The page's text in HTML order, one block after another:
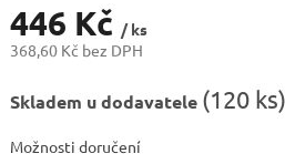
446 Kč / ks
368,60 Kč bez DPH
cena:
Skladem u dodavatele (120 ks)
Možnosti doručení